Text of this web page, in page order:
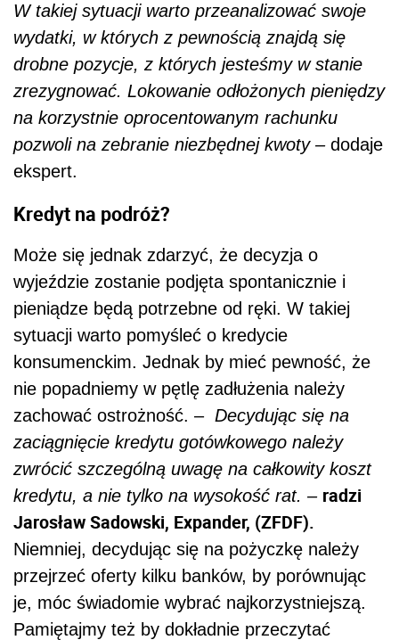
W takiej sytuacji warto przeanalizować swoje
wydatki, w których z pewnością znajdą się
drobne pozycje, z których jesteśmy w stanie
zrezygnować. Lokowanie odłożonych pieniędzy
na korzystnie oprocentowanym rachunku
pozwoli na zebranie niezbędnej kwoty – dodaje
ekspert.
Kredyt na podróż?
Może się jednak zdarzyć, że decyzja o
wyjeździe zostanie podjęta spontanicznie i
pieniądze będą potrzebne od ręki. W takiej
sytuacji warto pomyśleć o kredycie
konsumenckim. Jednak by mieć pewność, że
nie popadniemy w pętlę zadłużenia należy
zachować ostrożność. – Decydując się na
zaciągnięcie kredytu gotówkowego należy
zwrócić szczególną uwagę na całkowity koszt
kredytu, a nie tylko na wysokość rat. – radzi
Jarosław Sadowski, Expander, (ZFDF).
Niemniej, decydując się na pożyczkę należy
przejrzeć oferty kilku banków, by porównując
je, móc świadomie wybrać najkorzystniejszą.
Pamiętajmy też by dokładnie przeczytać